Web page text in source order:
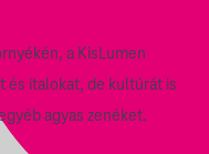
a KisLumen
és italokat, de kultúrát is
agyas zenéket.